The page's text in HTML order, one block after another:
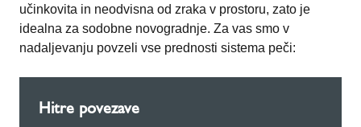
učinkovita in neodvisna od zraka v prostoru, zato je
idealna za sodobne novogradnje. Za vas smo v
nadaljevanju povzeli vse prednosti sistema peči:
Hitre povezave